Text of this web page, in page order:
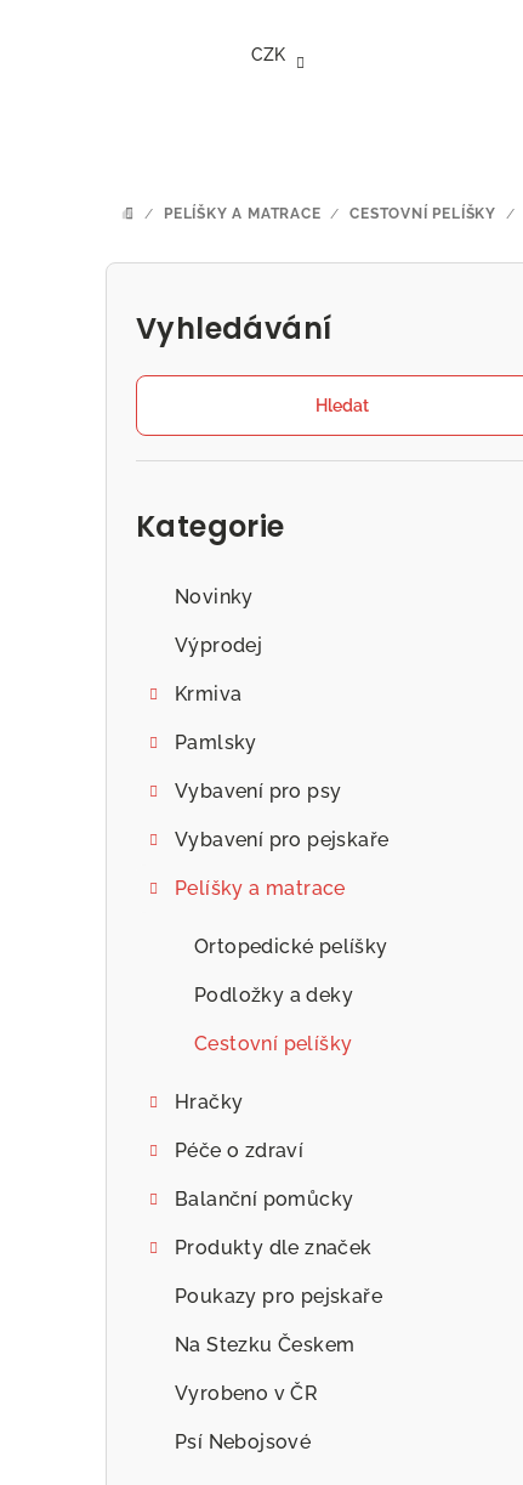
CZK
DOMŮ
/ PELÍŠKY A MATRACE / CESTOVNÍ PELÍŠKY /
P
Vyhledávání
Hledat
Kategorie
Novinky
Výprodej
Krmiva
Pamlsky
Vybavení pro psy
Vybavení pro pejskaře
Pelíšky a matrace
Ortopedické pelíšky
Podložky a deky
Cestovní pelíšky
Hračky
Péče o zdraví
Balanční pomůcky
Produkty dle značek
Poukazy pro pejskaře
Na Stezku Českem
Vyrobeno v ČR
Psí Nebojsové